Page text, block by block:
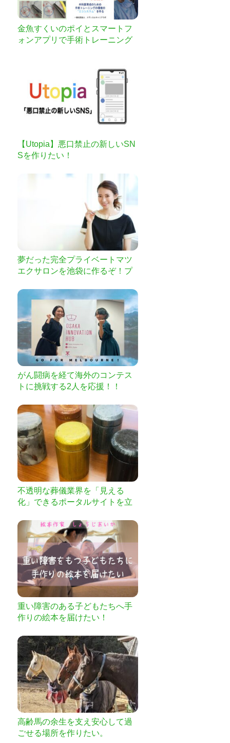
金魚すくいのポイとスマートフ
ォンアプリで手術トレーニング
【Utopia】悪口禁止の新しいSN
Sを作りたい！
夢だった完全プライベートマツ
エクサロンを池袋に作るぞ！プ
がん闘病を経て海外のコンテス
トに挑戦する2人を応援！！
不透明な葬儀業界を「見える
化」できるポータルサイトを立
重い障害のある子どもたちへ手
作りの絵本を届けたい！
高齢馬の余生を支え安心して過
ごせる場所を作りたい。